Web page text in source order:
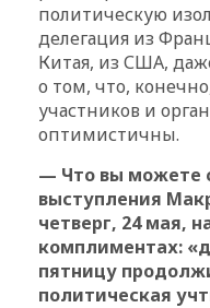
политическую
делегация из
Китая, из США,
о том, что,
участников и
оптимистичны.
— Что вы можете
выступления
четверг, 24 мая,
комплиментах:
пятницу
политическая